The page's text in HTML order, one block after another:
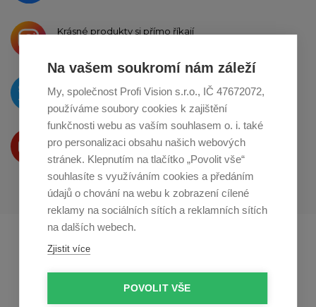
Krásné produkty si přímo říkají
O novinkách píšeme
naTwitteru
Produkty Vám představujeme
na Youtube
Profikuchar.sk
Na vašem soukromí nám záleží
My, společnost Profi Vision s.r.o., IČ 47672072,
používáme soubory cookies k zajištění
funkčnosti webu as vaším souhlasem o. i. také
pro personalizaci obsahu našich webových
stránek. Klepnutím na tlačítko „Povolit vše“
souhlasíte s využíváním cookies a předáním
údajů o chování na webu k zobrazení cílené
reklamy na sociálních sítích a reklamních sítích
na dalších webech.
Zjistit více
POVOLIT VŠE